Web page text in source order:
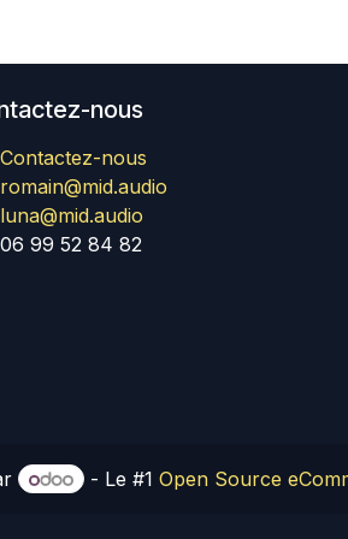
nous
Contactez-nous
romain@mid.audio
luna@mid.audio
06 99 52 84 82
- Le #1 Open Source